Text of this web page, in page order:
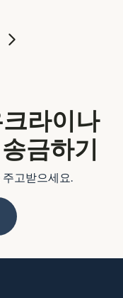
라이나
금하기
주고받으세요.